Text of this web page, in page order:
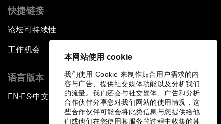
本网站使用 cookie
我们使用 Cookie 来制作贴合用户需求的内
容与广告、提供社交媒体功能以及分析我们
的流量。我们还会与社交媒体、广告和分析
合作伙伴分享您对我们网站的使用情况，这
些合作伙伴可能会将此类信息与您提供给他
们或他们在您使用其服务的过程中收集的其
快捷链接
论坛可持续性
工作机会
语言版本
EN ▪ES▪中文▪ 日本語